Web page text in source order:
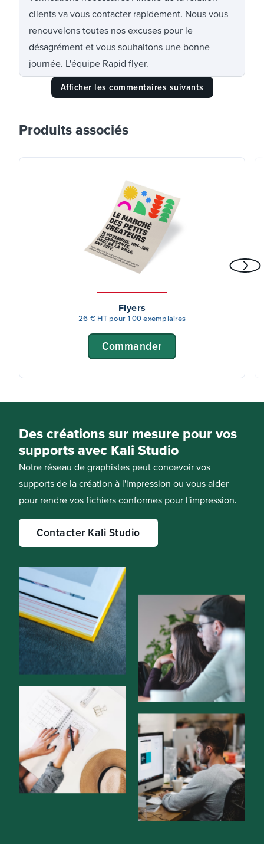
clients va vous contacter rapidement. Nous vous
renouvelons toutes nos excuses pour le
désagrément et vous souhaitons une bonne
journée. L'équipe Rapid flyer.
Afficher les commentaires suivants
Produits associés
Flyers
26 € HT pour 100 exemplaires
Commander
Des créations sur mesure pour vos
supports avec Kali Studio
Notre réseau de graphistes peut concevoir vos
supports de la création à l'impression ou vous aider
pour rendre vos fichiers conformes pour l'impression.
Contacter Kali Studio